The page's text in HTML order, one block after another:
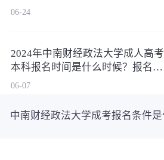
06-24
2024年中南财经政法大学成人高考
本科报名时间是什么时候？报名步
骤有哪些？
06-07